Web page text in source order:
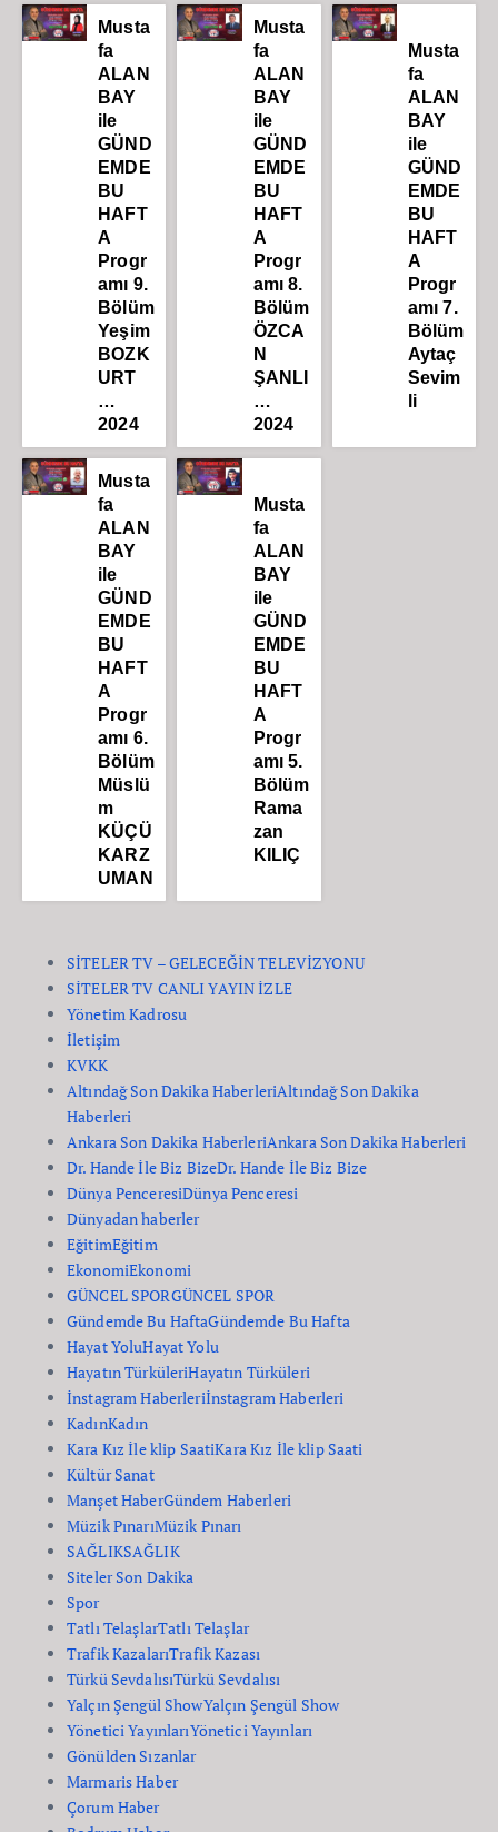
Musta
fa
ALAN
BAY
ile
GÜND
EMDE
BU
HAFT
A
Progr
amı 9.
Bölüm
Yeşim
BOZK
URT
…
2024
Musta
fa
ALAN
BAY
ile
GÜND
EMDE
BU
HAFT
A
Progr
amı 8.
Bölüm
ÖZCA
N
ŞANLI
…
2024
Musta
fa
ALAN
BAY
ile
GÜND
EMDE
BU
HAFT
A
Progr
amı 7.
Bölüm
Aytaç
Sevim
li
Musta
fa
ALAN
BAY
ile
GÜND
EMDE
BU
HAFT
A
Progr
amı 6.
Bölüm
Müslü
m
KÜÇÜ
KARZ
UMAN
Musta
fa
ALAN
BAY
ile
GÜND
EMDE
BU
HAFT
A
Progr
amı 5.
Bölüm
Rama
zan
KILIÇ
SİTELER TV – GELECEĞİN TELEVİZYONU
SİTELER TV CANLI YAYIN İZLE
Yönetim Kadrosu
İletişim
KVKK
Altındağ Son Dakika HaberleriAltındağ Son Dakika
Haberleri
Ankara Son Dakika HaberleriAnkara Son Dakika Haberleri
Dr. Hande İle Biz BizeDr. Hande İle Biz Bize
Dünya PenceresiDünya Penceresi
Dünyadan haberler
EğitimEğitim
EkonomiEkonomi
GÜNCEL SPORGÜNCEL SPOR
Gündemde Bu HaftaGündemde Bu Hafta
Hayat YoluHayat Yolu
Hayatın TürküleriHayatın Türküleri
İnstagram Haberleriİnstagram Haberleri
KadınKadın
Kara Kız İle klip SaatiKara Kız İle klip Saati
Kültür Sanat
Manşet HaberGündem Haberleri
Müzik PınarıMüzik Pınarı
SAĞLIKSAĞLIK
Siteler Son Dakika
Spor
Tatlı TelaşlarTatlı Telaşlar
Trafik KazalarıTrafik Kazası
Türkü SevdalısıTürkü Sevdalısı
Yalçın Şengül ShowYalçın Şengül Show
Yönetici YayınlarıYönetici Yayınları
Gönülden Sızanlar
Marmaris Haber
Çorum Haber